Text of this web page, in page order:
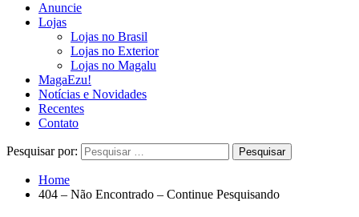
Anuncie
Lojas
Lojas no Brasil
Lojas no Exterior
Lojas no Magalu
MagaEzu!
Notícias e Novidades
Recentes
Contato
Pesquisar por:
Home
404 – Não Encontrado – Continue Pesquisando